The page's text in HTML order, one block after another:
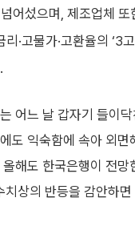
어섰으며, 제조업체
·고물가·고환율의 ‘3
어느 날 갑자기 들이
도 익숙함에 속아 외면
해도 한국은행이 전
상의 반등을 감안하